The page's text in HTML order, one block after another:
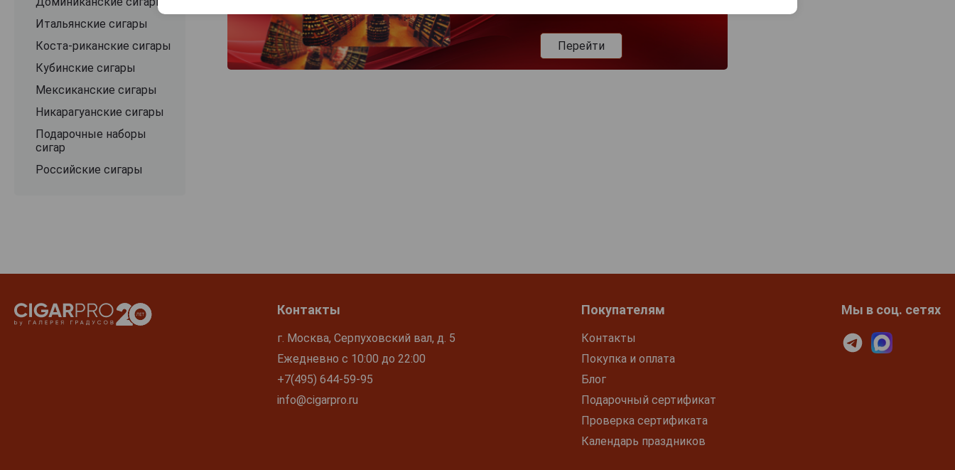
Итальянские сигары
Коста-риканские сигары
Кубинские сигары
Мексиканские сигары
Никарагуанские сигары
Подарочные наборы
сигар
Российские сигары
Перейти
Контакты
г. Москва, Серпуховский вал, д. 5
Ежедневно с 10:00 до 22:00
+7(495) 644-59-95
info@cigarpro.ru
Покупателям
Контакты
Покупка и оплата
Блог
Подарочный сертификат
Проверка сертификата
Календарь праздников
Мы в соц. сетях